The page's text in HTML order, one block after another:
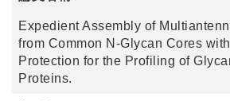
Expedient Assembly of
from Common N-Glycan Cores
Protection for the Profiling of
Proteins.